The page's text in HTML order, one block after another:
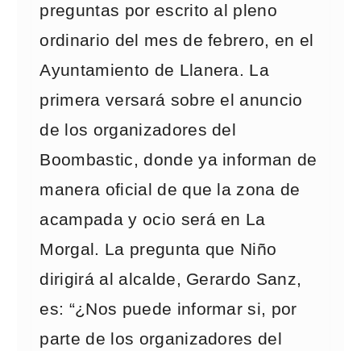
preguntas por escrito al pleno
ordinario del mes de febrero, en el
Ayuntamiento de Llanera. La
primera versará sobre el anuncio
de los organizadores del
Boombastic, donde ya informan de
manera oficial de que la zona de
acampada y ocio será en La
Morgal. La pregunta que Niño
dirigirá al alcalde, Gerardo Sanz,
es: “¿Nos puede informar si, por
parte de los organizadores del